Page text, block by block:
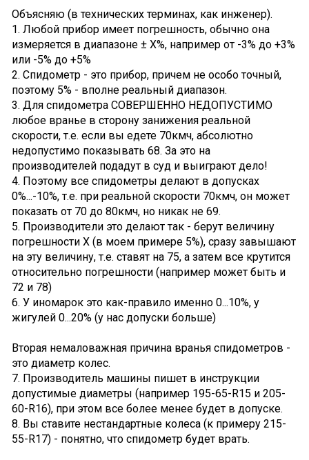
Объясняю (в технических терминах, как инженер).
1. Любой прибор имеет погрешность, обычно она
измеряется в диапазоне ± Х%, например от -3% до +3%
или -5% до +5%
2. Спидометр - это прибор, причем не особо точный,
поэтому 5% - вполне реальный диапазон.
3. Для спидометра СОВЕРШЕННО НЕДОПУСТИМО
любое вранье в сторону занижения реальной
скорости, т.е. если вы едете 70кмч, абсолютно
недопустимо показывать 68. За это на
производителей подадут в суд и выиграют дело!
4. Поэтому все спидометры делают в допусках
0%...-10%, т.е. при реальной скорости 70кмч, он может
показать от 70 до 80кмч, но никак не 69.
5. Производители это делают так - берут величину
погрешности Х (в моем примере 5%), сразу завышают
на эту величину, т.е. ставят на 75, а затем все крутится
относительно погрешности (например может быть и
72 и 78)
6. У иномарок это как-правило именно 0...10%, у
жигулей 0...20% (у нас допуски больше)
Вторая немаловажная причина вранья спидометров -
это диаметр колес.
7. Производитель машины пишет в инструкции
допустимые диаметры (например 195-65-R15 и 205-
60-R16), при этом все более менее будет в допуске.
8. Вы ставите нестандартные колеса (к примеру 215-
55-R17) - понятно, что спидометр будет врать.